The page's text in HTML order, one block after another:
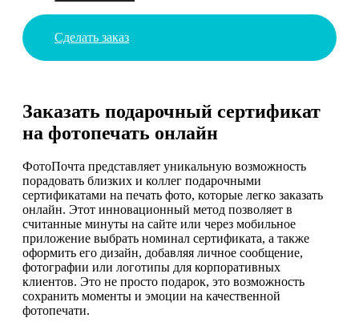
Сделать заказ
Заказать подарочный сертификат
на фотопечать онлайн
ФотоПочта представляет уникальную возможность
порадовать близких и коллег подарочными
сертификатами на печать фото, которые легко заказать
онлайн. Этот инновационный метод позволяет в
считанные минуты на сайте или через мобильное
приложение выбрать номинал сертификата, а также
оформить его дизайн, добавляя личное сообщение,
фотографии или логотипы для корпоративных
клиентов. Это не просто подарок, это возможность
сохранить моменты и эмоции на качественной
фотопечати.